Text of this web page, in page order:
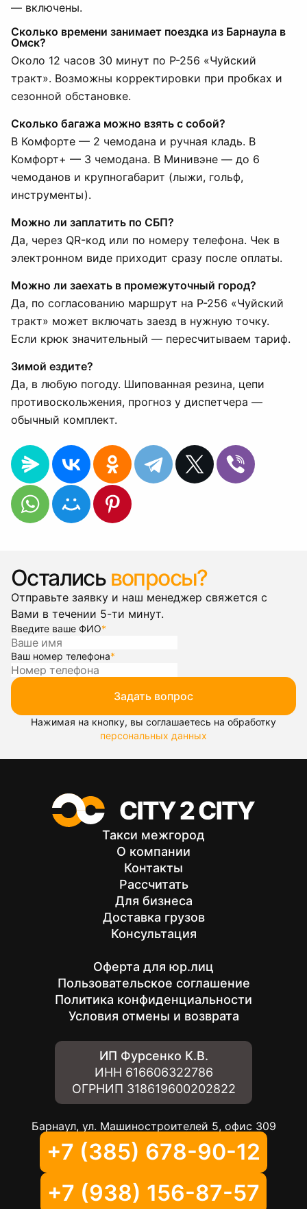
— включены.
Сколько времени занимает поездка из Барнаула в
Омск?
Около 12 часов 30 минут по Р-256 «Чуйский
тракт». Возможны корректировки при пробках и
сезонной обстановке.
Сколько багажа можно взять с собой?
В Комфорте — 2 чемодана и ручная кладь. В
Комфорт+ — 3 чемодана. В Минивэне — до 6
чемоданов и крупногабарит (лыжи, гольф,
инструменты).
Можно ли заплатить по СБП?
Да, через QR-код или по номеру телефона. Чек в
электронном виде приходит сразу после оплаты.
Можно ли заехать в промежуточный город?
Да, по согласованию маршрут на Р-256 «Чуйский
тракт» может включать заезд в нужную точку.
Если крюк значительный — пересчитываем тариф.
Зимой ездите?
Да, в любую погоду. Шипованная резина, цепи
противоскольжения, прогноз у диспетчера —
обычный комплект.
Остались вопросы?
Отправьте заявку и наш менеджер свяжется с
Вами в течении 5-ти минут.
Введите ваше ФИО*
Ваш номер телефона*
Задать вопрос
Нажимая на кнопку, вы соглашаетесь на обработку
персональных данных
Такси межгород
О компании
Контакты
Рассчитать
Для бизнеса
Доставка грузов
Консультация
Оферта для юр.лиц
Пользовательское соглашение
Политика конфиденциальности
Условия отмены и возврата
ИП Фурсенко К.В.
ИНН 616606322786
ОГРНИП 318619600202822
Барнаул, ул. Машиностроителей 5, офис 309
+7 (385) 678-90-12
+7 (938) 156-87-57